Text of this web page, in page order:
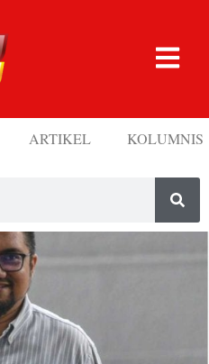
ARTIKEL KOLUMNIS